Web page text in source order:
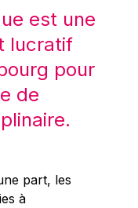
est une
lucratif
pour
de
part, les
à